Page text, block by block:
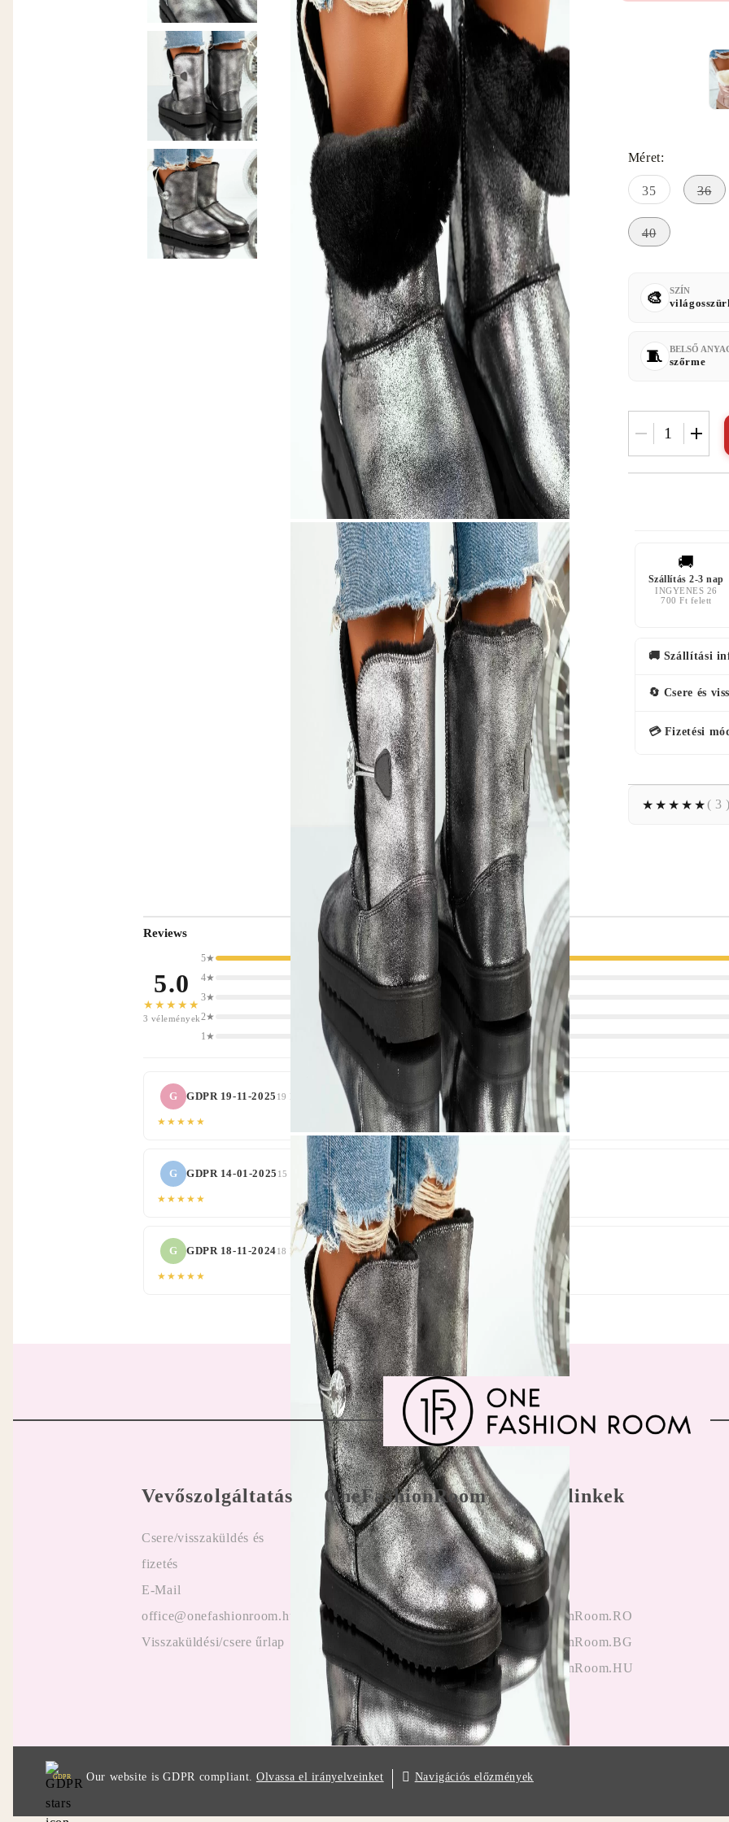
Méret:
35 36
40
SZÍN
BELSŐ
szőrme
🚚
Szállítás 2-3 nap
INGYENES 26
700 Ft felett
🚚 Szállítási
🔄 Csere és
💳 Fizetési
( 3 )
Reviews
5.0
★★★★★
3 vélemények
5★
4★
3★
2★
1★
G GDPR 19-11-2025 19 Nov 2024 06:17
★★★★★
G GDPR 14-01-2025 15 Jan 2024 09:19
★★★★★
G GDPR 18-11-202418 Nov 2023 00:08
★★★★★
Vevőszolgáltatás
Csere/visszaküldés és
fizetés
E-Mail
office@onefashionroom.hu
Visszaküldési/csere űrlap
OneFashionRoom
Felhasználási feltételek
Online panaszkezelés
Vélemények az
ügyfelektől
Promóciók alkalmazása
Gyors linkek
Főoldal
Bejegyzés
hitelesítés
OneFashionRoom.RO
OneFashionRoom.BG
OneFashionRoom.HU
GDPR Our website is GDPR compliant. Olvassa el irányelveinket Navigációs előzmények